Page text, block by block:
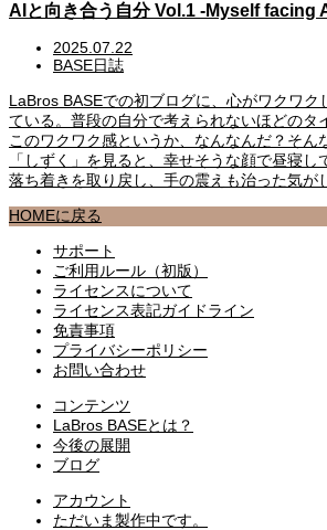
AIと向き合う自分 Vol.1 -Myself facing
2025.07.22
BASE日誌
LaBros BASEでの初ブログに、心がワクワク
ている。普段の自分で考えられないほどの
このワクワク感というか、なんなんだ？そん
「しずく」を見ると、幸せそうな顔で昼寝
落ち着きを取り戻し、手の震えも治った気が
HOMEに戻る
サポート
ご利用ルール（初版）
ライセンスについて
ライセンス表記ガイドライン
免責事項
プライバシーポリシー
お問い合わせ
コンテンツ
LaBros BASEとは？
今後の展開
ブログ
アカウント
ただいま製作中です。